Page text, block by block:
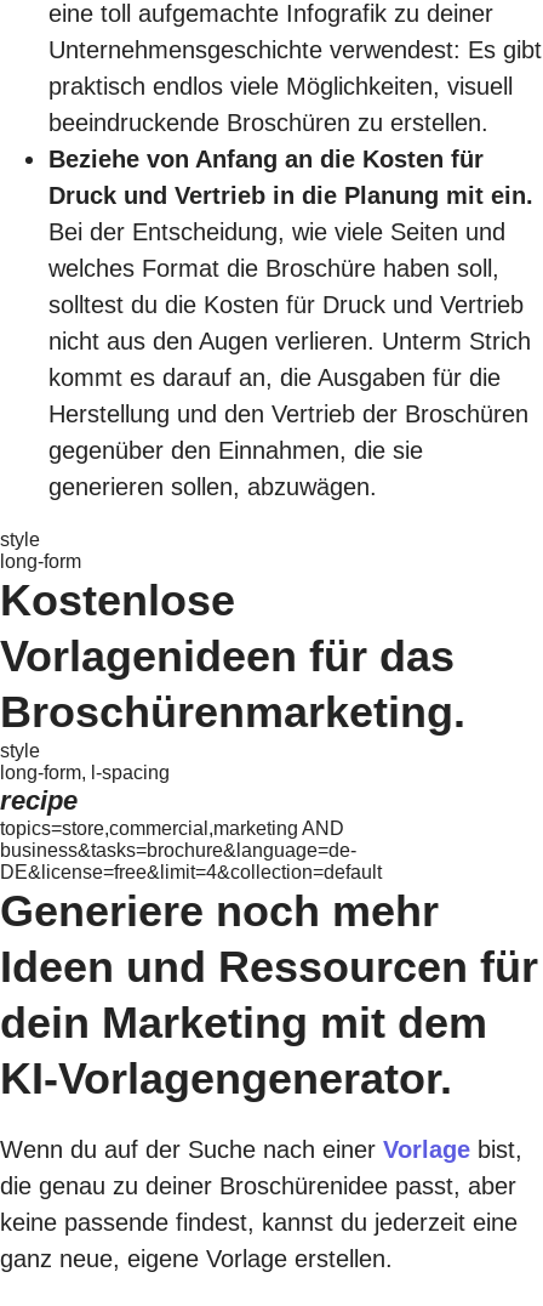
eine toll aufgemachte Infografik zu deiner
Unternehmensgeschichte verwendest: Es gibt
praktisch endlos viele Möglichkeiten, visuell
beeindruckende Broschüren zu erstellen.
Beziehe von Anfang an die Kosten für
Druck und Vertrieb in die Planung mit ein.
Bei der Entscheidung, wie viele Seiten und
welches Format die Broschüre haben soll,
solltest du die Kosten für Druck und Vertrieb
nicht aus den Augen verlieren. Unterm Strich
kommt es darauf an, die Ausgaben für die
Herstellung und den Vertrieb der Broschüren
gegenüber den Einnahmen, die sie
generieren sollen, abzuwägen.
style
long-form
Kostenlose
Vorlagenideen für das
Broschürenmarketing.
style
long-form, l-spacing
recipe
topics=store,commercial,marketing AND
business&tasks=brochure&language=de-
DE&license=free&limit=4&collection=default
Generiere noch mehr
Ideen und Ressourcen für
dein Marketing mit dem
KI-Vorlagengenerator.
Wenn du auf der Suche nach einer Vorlage bist,
die genau zu deiner Broschürenidee passt, aber
keine passende findest, kannst du jederzeit eine
ganz neue, eigene Vorlage erstellen.